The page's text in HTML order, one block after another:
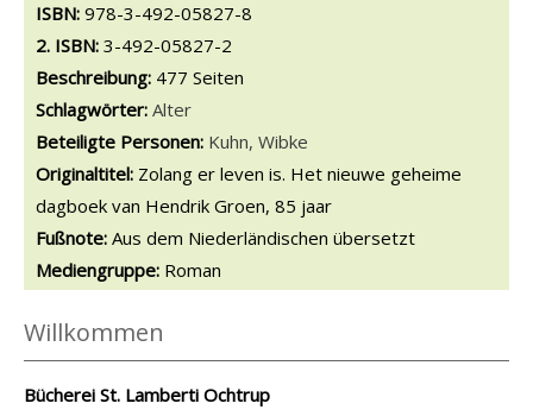
ISBN: 978-3-492-05827-8
2. ISBN: 3-492-05827-2
Beschreibung: 477 Seiten
Schlagwörter: Alter
Beteiligte Personen: Suche nach dieser Beteiligten Person
Kuhn, Wibke
Originaltitel: Zolang er leven is. Het nieuwe geheime
dagboek van Hendrik Groen, 85 jaar
Fußnote: Aus dem Niederländischen übersetzt
Mediengruppe: Roman
Willkommen
Bücherei St. Lamberti Ochtrup